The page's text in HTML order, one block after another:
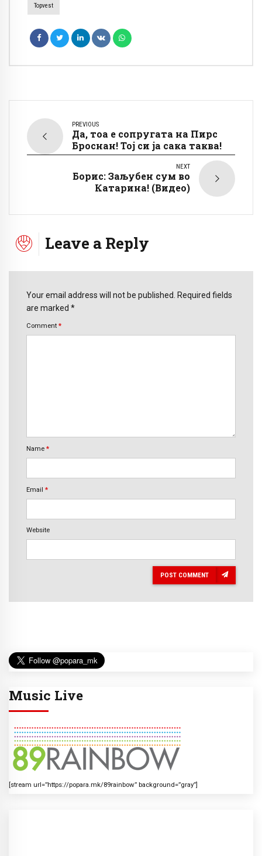
Topvest
PREVIOUS
Да, тоа е сопругата на Пирс
Броснан! Тој си ја сака таква!
NEXT
Борис: Заљубен сум во
Катарина! (Видео)
Leave a Reply
Your email address will not be published. Required fields
are marked *
Comment *
Name *
Email *
Website
POST COMMENT
Music Live
[stream url=”https://popara.mk/89rainbow” background=”gray”]